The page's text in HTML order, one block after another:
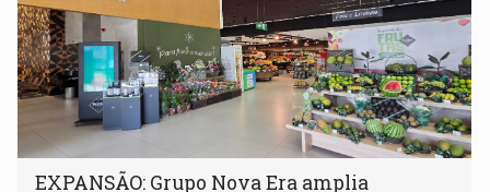
EXPANSÃO: Grupo Nova Era amplia